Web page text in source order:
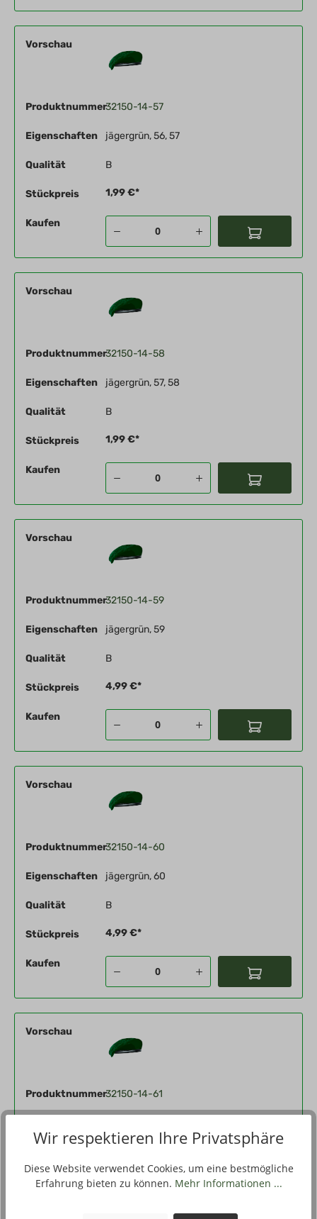
Vorschau
Produktnummer32150-14-57
Eigenschaften jägergrün, 56, 57
Qualität B
Stückpreis 1,99 €*
Kaufen
Vorschau
Produktnummer32150-14-58
Eigenschaften jägergrün, 57, 58
Qualität B
Stückpreis 1,99 €*
Kaufen
Vorschau
Produktnummer32150-14-59
Eigenschaften jägergrün, 59
Qualität B
Stückpreis 4,99 €*
Kaufen
Vorschau
Produktnummer32150-14-60
Eigenschaften jägergrün, 60
Qualität B
Stückpreis 4,99 €*
Kaufen
Vorschau
Produktnummer32150-14-61
Stückpreis 4,99 €*
Wir respektieren Ihre Privatsphäre
Diese Website verwendet Cookies, um eine bestmögliche
Erfahrung bieten zu können. Mehr Informationen ...